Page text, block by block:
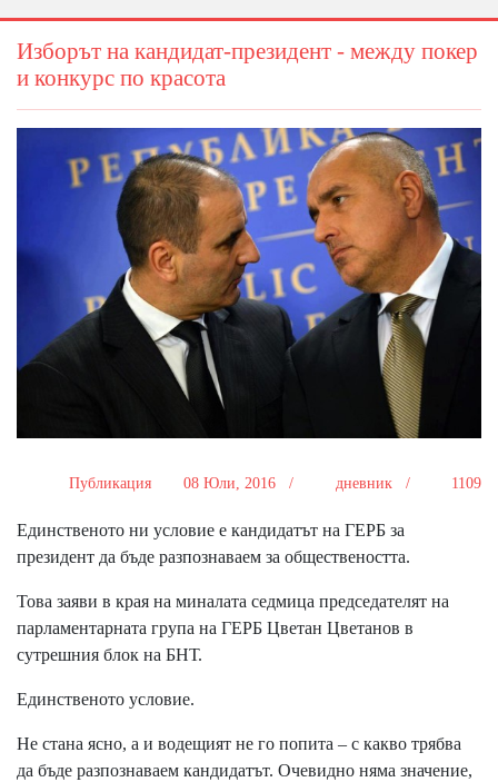
Изборът на кандидат-президент - между покер
и конкурс по красота
Публикация 08 Юли, 2016 / дневник / 1109
Единственото ни условие е кандидатът на ГЕРБ за
президент да бъде разпознаваем за обществеността.
Това заяви в края на миналата седмица председателят на
парламентарната група на ГЕРБ Цветан Цветанов в
сутрешния блок на БНТ.
Единственото условие.
Не стана ясно, а и водещият не го попита – с какво трябва
да бъде разпознаваем кандидатът. Очевидно няма значение,